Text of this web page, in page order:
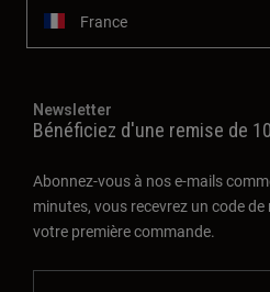
France
Newsletter
Bénéficiez d'une remise de
Abonnez-vous à nos e-mails
minutes, vous recevrez un code
votre première commande.